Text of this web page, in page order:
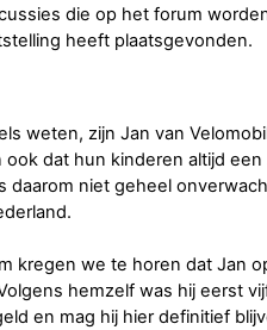
die op het forum
heeft plaatsgevonden.
weten, zijn Jan van
ook dat hun kinderen altijd
daarom niet geheel
kregen we te horen dat Jan
hemzelf was hij eerst
en mag hij hier definitief